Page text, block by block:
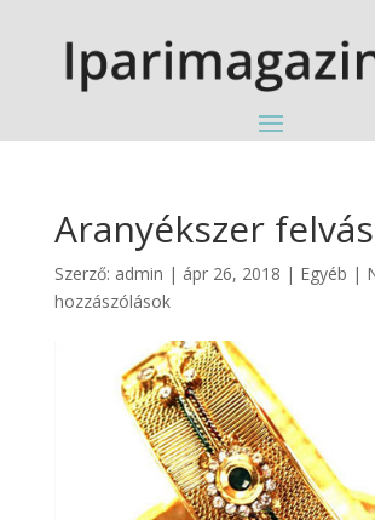
Aranyékszer
Szerző: admin | ápr 26, 2018 | Egyéb |
hozzászólások